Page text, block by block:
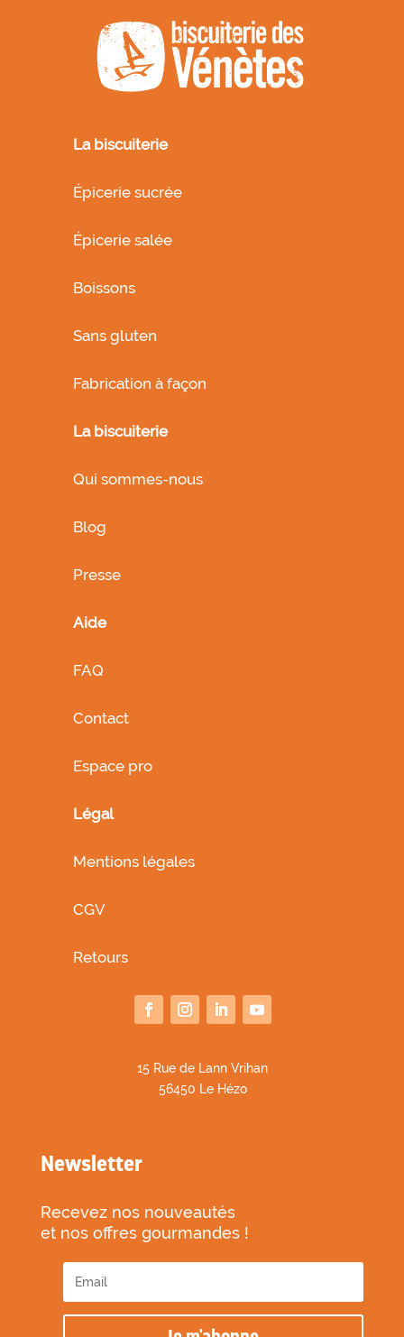
La biscuiterie
Épicerie sucrée
Épicerie salée
Boissons
Sans gluten
Fabrication à façon
La biscuiterie
Qui sommes-nous
Blog
Presse
Aide
FAQ
Contact
Espace pro
Légal
Mentions légales
CGV
Retours
15 Rue de Lann Vrihan
56450 Le Hézo
Newsletter
Recevez nos nouveautés
et nos offres gourmandes !